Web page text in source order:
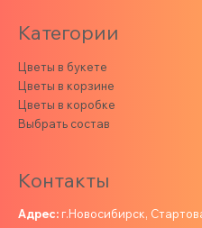
Категории
Цветы в букете
Цветы в корзине
Цветы в коробке
Выбрать состав
Контакты
Адрес: г.Новосибирск,